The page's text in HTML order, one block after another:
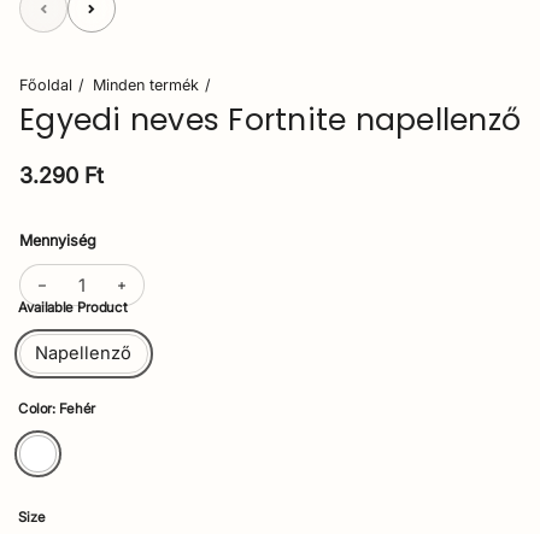
Főoldal Minden termék
Egyedi neves Fortnite napellenző
Normál ár
3.290 Ft
Mennyiség
Available Product
Napellenző
Color: Fehér
Size